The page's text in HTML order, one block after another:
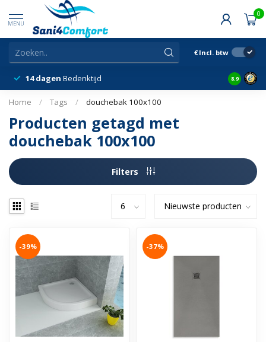
MENU
0
€ Incl. btw
14 dagen Bedenktijd Snelle
8.9
Home / Tags / douchebak 100x100
Producten getagd met
douchebak 100x100
Filters
-39% -37%